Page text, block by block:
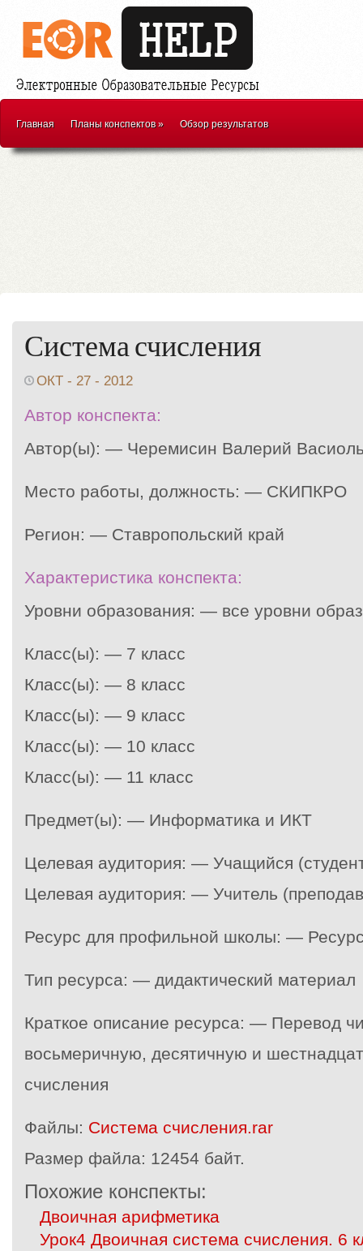
Главная Планы конспектов» Обзор результатов
Система счисления
ОКТ - 27 - 2012
Автор конспекта:
Автор(ы): — Черемисин Валерий
Место работы, должность: — СКИПКРО
Регион: — Ставропольский край
Характеристика конспекта:
Уровни образования: — все уровни
Класс(ы): — 7 класс
Класс(ы): — 8 класс
Класс(ы): — 9 класс
Класс(ы): — 10 класс
Класс(ы): — 11 класс
Предмет(ы): — Информатика и ИКТ
Целевая аудитория: — Учащийся
Целевая аудитория: — Учитель
Ресурс для профильной школы: —
Тип ресурса: — дидактический материал
Краткое описание ресурса: — Перевод
восьмеричную, десятичную и
счисления
Файлы: Система счисления.rar
Размер файла: 12454 байт.
Похожие конспекты:
Двоичная арифметика
Урок4 Двоичная система счисления. 6